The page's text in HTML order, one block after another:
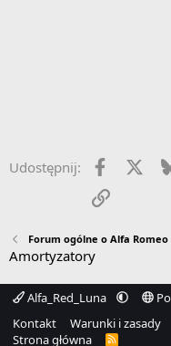
Udostępnij: Facebook
Link
Forum ogólne o Alfa Romeo
Amortyzatory
Alfa_Red_Luna
Kontakt
Warunki i zasady
Strona główna
R